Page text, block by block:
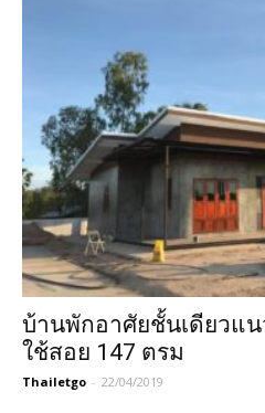
บ้านพักอาศัยชั้นเดียวแ
ใช้สอย 147 ตรม
Thailetgo - 22/04/2019